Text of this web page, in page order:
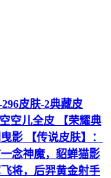
皮肤-2典藏皮
空儿全皮 【荣耀典
影 【传说皮肤】：
念神魔，貂蝉猫影
将，后羿黄金射手